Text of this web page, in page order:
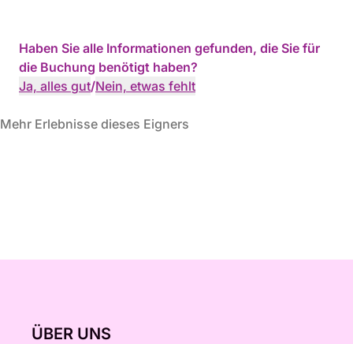
Haben Sie alle Informationen gefunden, die Sie für
die Buchung benötigt haben?
Ja, alles gut/Nein, etwas fehlt
Mehr Erlebnisse dieses Eigners
ÜBER UNS